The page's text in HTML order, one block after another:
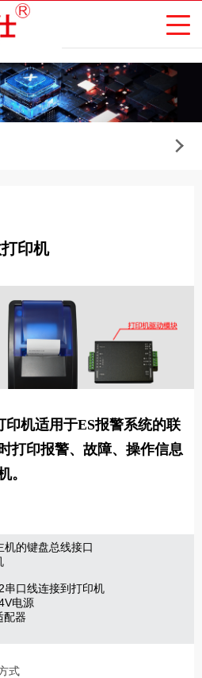
印机
机适用于ES报警系统的联
打印报警、故障、操作信息
。
的键盘总线接口
串口线连接到打印机
电源
配器
式